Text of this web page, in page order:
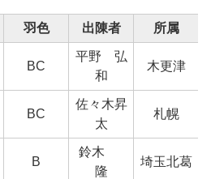
羽色 出陳者 所属
BC
平野 弘
和
木更津
BC
佐々木昇
太
札幌
B
鈴木
隆
埼玉北葛